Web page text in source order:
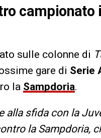
campionato
sulle colonne di
gare di Serie
la Sampdoria.
alla sfida con la
la Sampdoria,